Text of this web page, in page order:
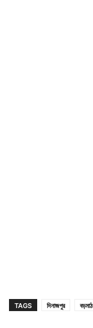
TAGS দিনাজপুর বড়মাঠ